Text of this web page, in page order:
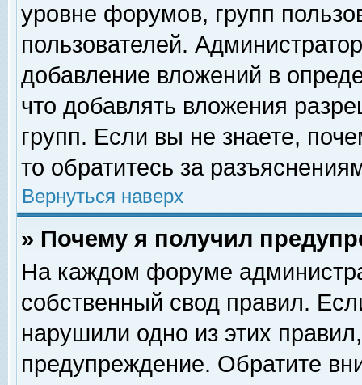
уровне форумов, групп
пользователей.
добавление вложений в
что добавлять вложения
групп. Если вы не знаете,
то обратитесь за
Вернуться наверх
» Почему я получил
На каждом форуме
собственный свод правил.
нарушили одно из этих
предупреждение. Обратите